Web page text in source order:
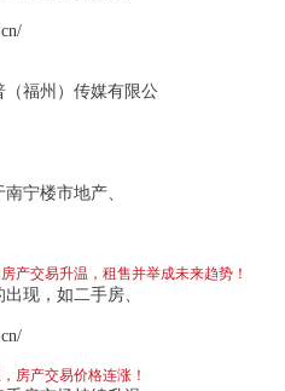
（福州）传媒有限公
宁楼市地产、
产交易升温，租售并举成未来趋势！
现，如二手房、
房产交易价格连涨！